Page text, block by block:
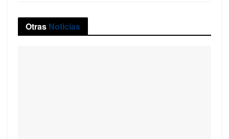
Otras Noticias